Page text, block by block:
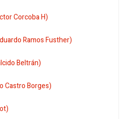
Corcoba H)
Ramos Fusther)
Beltrán)
Castro Borges)